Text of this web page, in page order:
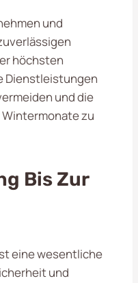
und
höchsten
Dienstleistungen
und die
zu
Bis Zur
eine wesentliche
und